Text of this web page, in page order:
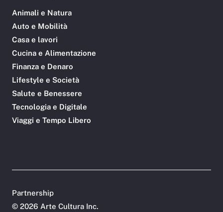
Animali e Natura
Auto e Mobilità
Casa e lavori
Cucina e Alimentazione
Finanza e Denaro
Lifestyle e Società
Salute e Benessere
Tecnologia e Digitale
Viaggi e Tempo Libero
© 2026 Arte Cultura Inc.
Partnership